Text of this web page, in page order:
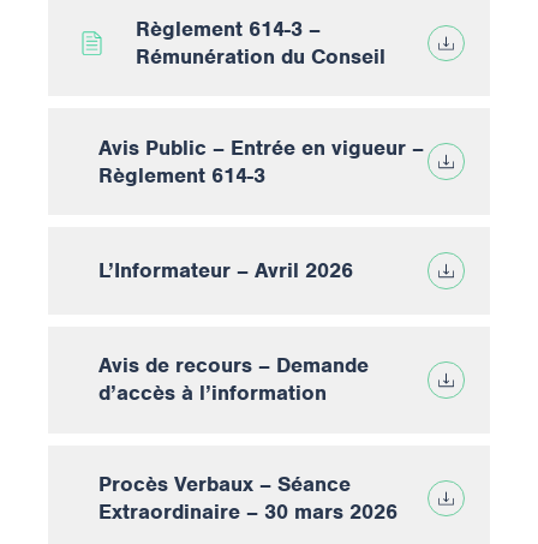
Règlement 614-3 –
Rémunération du Conseil
Avis Public – Entrée en vigueur –
Règlement 614-3
L’Informateur – Avril 2026
Avis de recours – Demande
d’accès à l’information
Procès Verbaux – Séance
Extraordinaire – 30 mars 2026